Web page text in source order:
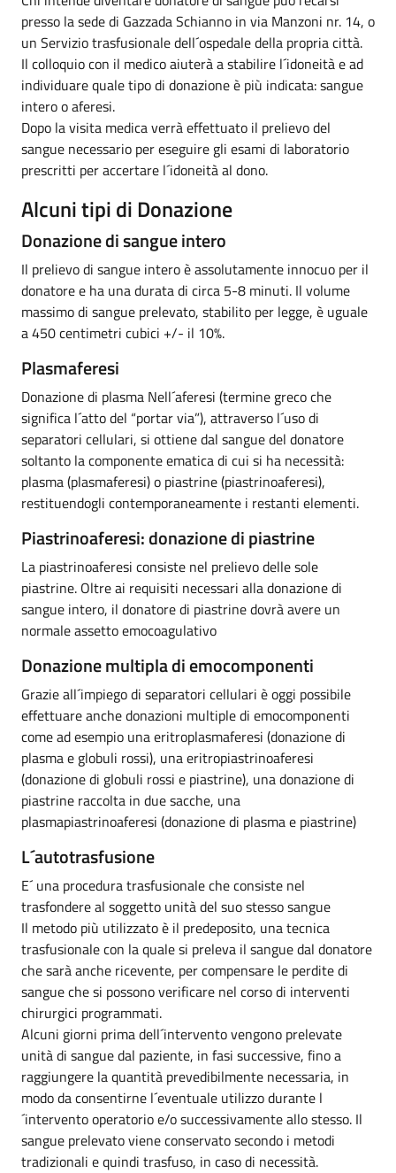
presso la sede di Gazzada Schianno in via Manzoni nr. 14, o
un Servizio trasfusionale dell´ospedale della propria città.
Il colloquio con il medico aiuterà a stabilire l´idoneità e ad
individuare quale tipo di donazione è più indicata: sangue
intero o aferesi.
Dopo la visita medica verrà effettuato il prelievo del
sangue necessario per eseguire gli esami di laboratorio
prescritti per accertare l´idoneità al dono.
Alcuni tipi di Donazione
Donazione di sangue intero
Il prelievo di sangue intero è assolutamente innocuo per il
donatore e ha una durata di circa 5-8 minuti. Il volume
massimo di sangue prelevato, stabilito per legge, è uguale
a 450 centimetri cubici +/- il 10%.
Plasmaferesi
Donazione di plasma Nell´aferesi (termine greco che
significa l´atto del “portar via”), attraverso l´uso di
separatori cellulari, si ottiene dal sangue del donatore
soltanto la componente ematica di cui si ha necessità:
plasma (plasmaferesi) o piastrine (piastrinoaferesi),
restituendogli contemporaneamente i restanti elementi.
Piastrinoaferesi: donazione di piastrine
La piastrinoaferesi consiste nel prelievo delle sole
piastrine. Oltre ai requisiti necessari alla donazione di
sangue intero, il donatore di piastrine dovrà avere un
normale assetto emocoagulativo
Donazione multipla di emocomponenti
Grazie all´impiego di separatori cellulari è oggi possibile
effettuare anche donazioni multiple di emocomponenti
come ad esempio una eritroplasmaferesi (donazione di
plasma e globuli rossi), una eritropiastrinoaferesi
(donazione di globuli rossi e piastrine), una donazione di
piastrine raccolta in due sacche, una
plasmapiastrinoaferesi (donazione di plasma e piastrine)
L´autotrasfusione
E´ una procedura trasfusionale che consiste nel
trasfondere al soggetto unità del suo stesso sangue
Il metodo più utilizzato è il predeposito, una tecnica
trasfusionale con la quale si preleva il sangue dal donatore
che sarà anche ricevente, per compensare le perdite di
sangue che si possono verificare nel corso di interventi
chirurgici programmati.
Alcuni giorni prima dell´intervento vengono prelevate
unità di sangue dal paziente, in fasi successive, fino a
raggiungere la quantità prevedibilmente necessaria, in
modo da consentirne l´eventuale utilizzo durante l
´intervento operatorio e/o successivamente allo stesso. Il
sangue prelevato viene conservato secondo i metodi
tradizionali e quindi trasfuso, in caso di necessità.